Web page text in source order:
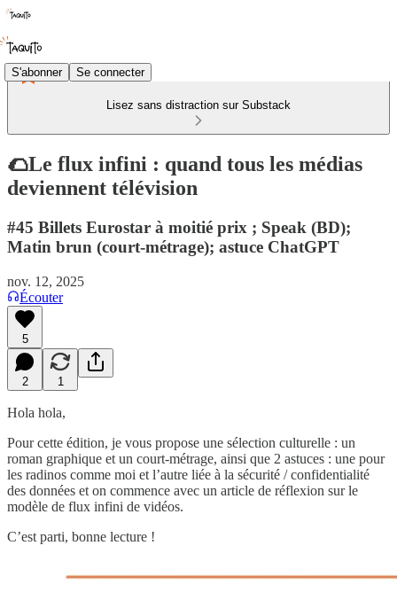
S'abonner Se connecter
Lisez sans distraction sur Substack
🌮Le flux infini : quand tous les médias
deviennent télévision
#45 Billets Eurostar à moitié prix ; Speak (BD);
Matin brun (court-métrage); astuce ChatGPT
nov. 12, 2025
Écouter
5
2 1
Hola hola,
Pour cette édition, je vous propose une sélection culturelle : un
roman graphique et un court-métrage, ainsi que 2 astuces : une pour
les radinos comme moi et l’autre liée à la sécurité / confidentialité
des données et on commence avec un article de réflexion sur le
modèle de flux infini de vidéos.
C’est parti, bonne lecture !